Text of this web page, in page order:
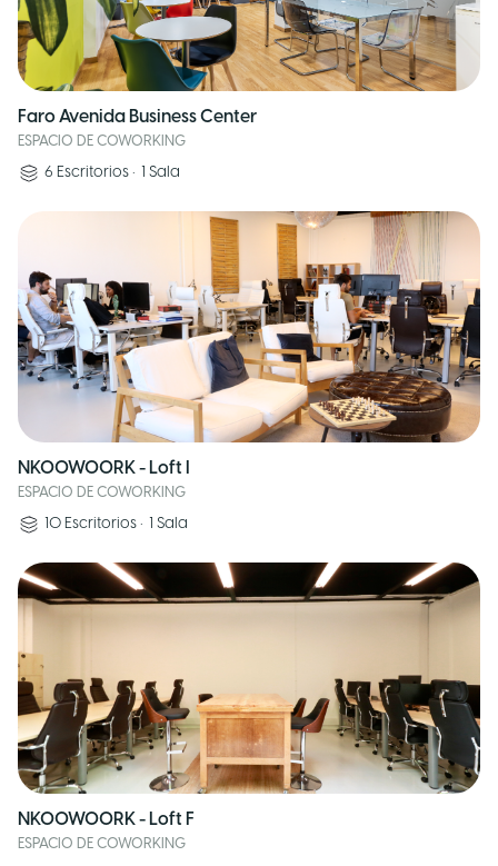
Faro Avenida Business Center
ESPACIO DE COWORKING
6 Escritorios • 1 Sala
NKOOWOORK - Loft I
ESPACIO DE COWORKING
10 Escritorios • 1 Sala
NKOOWOORK - Loft F
ESPACIO DE COWORKING